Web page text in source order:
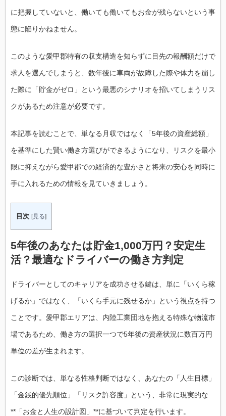
に把握していないと、働いても働いてもお金が残らないという事
態に陥りかねません。
このような愛甲郡特有の収支構造を知らずに目先の報酬額だけで
求人を選んでしまうと、数年後に車両が故障した際や体力を崩し
た際に「貯金がゼロ」という最悪のシナリオを招いてしまうリス
クがあるため注意が必要です。
本記事を読むことで、単なる月収ではなく「5年後の資産総額」
を基準にした賢い働き方選びができるようになり、リスクを最小
限に抑えながら愛甲郡での経済的な豊かさと将来の安心を同時に
手に入れるための情報を見ていきましょう。
目次 [見る]
5年後のあなたは貯金1,000万円？安定生
活？最適なドライバーの働き方判定
ドライバーとしてのキャリアを成功させる鍵は、単に「いくら稼
げるか」ではなく、「いくら手元に残せるか」という視点を持つ
ことです。愛甲郡エリアは、内陸工業団地を抱える特殊な物流市
場であるため、働き方の選択一つで5年後の資産状況に数百万円
単位の差が生まれます。
この診断では、単なる性格判断ではなく、あなたの「人生目標」
「金銭的優先順位」「リスク許容度」という、非常に現実的な
**「お金と人生の設計図」**に基づいて判定を行います。